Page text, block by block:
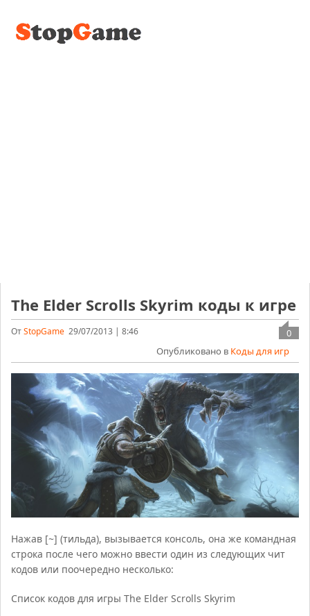
The Elder Scrolls Skyrim коды к игре
ОтStopGame 29/07/2013 | 8:46
0
Опубликовано в Коды для игр
Нажав [~] (тильда), вызывается консоль, она же командная
строка после чего можно ввести один из следующих чит
кодов или поочередно несколько:
Список кодов для игры The Elder Scrolls Skyrim